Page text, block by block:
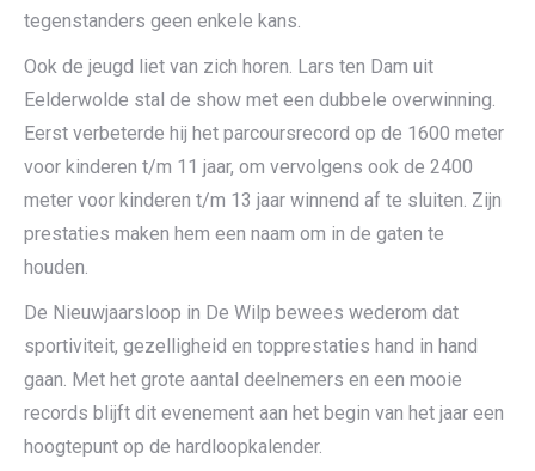
tegenstanders geen enkele kans.
Ook de jeugd liet van zich horen. Lars ten Dam uit
Eelderwolde stal de show met een dubbele overwinning.
Eerst verbeterde hij het parcoursrecord op de 1600 meter
voor kinderen t/m 11 jaar, om vervolgens ook de 2400
meter voor kinderen t/m 13 jaar winnend af te sluiten. Zijn
prestaties maken hem een naam om in de gaten te
houden.
De Nieuwjaarsloop in De Wilp bewees wederom dat
sportiviteit, gezelligheid en topprestaties hand in hand
gaan. Met het grote aantal deelnemers en een mooie
records blijft dit evenement aan het begin van het jaar een
hoogtepunt op de hardloopkalender.